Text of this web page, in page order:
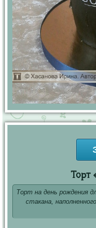
Торт
Торт на день рождения
стакана,